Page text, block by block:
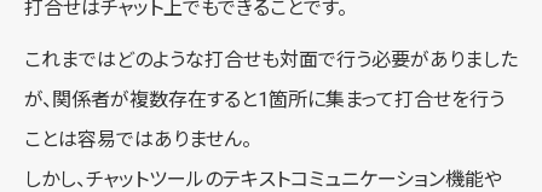
打合せはチャット上でもできることです。
これまではどのような打合せも対面で行う必要がありました
が、関係者が複数存在すると1箇所に集まって打合せを行う
ことは容易ではありません。
しかし、チャットツールのテキストコミュニケーション機能や